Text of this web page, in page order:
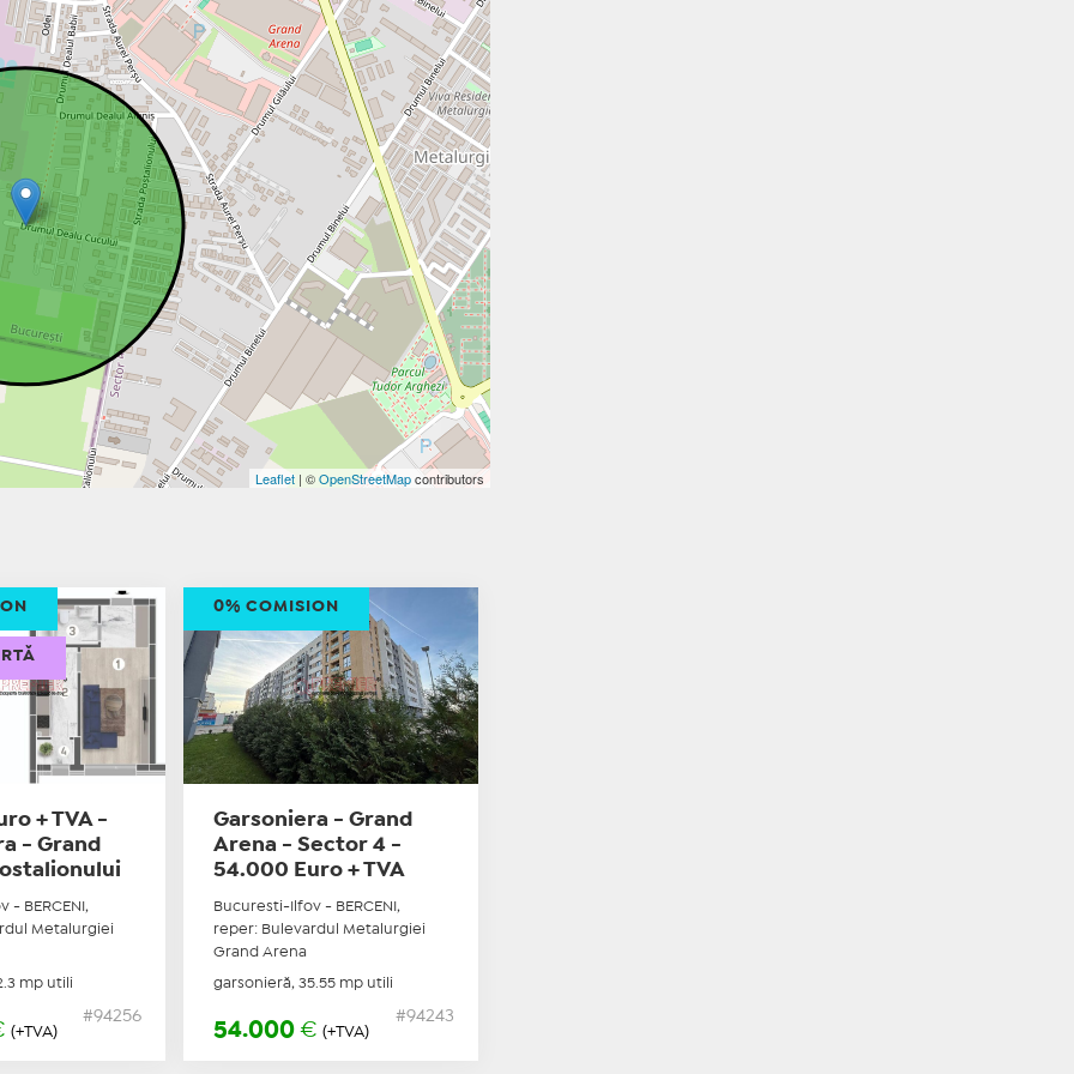
Leaflet| ©OpenStreetMapcontributors
+ TVA -
- Grand
- BERCENI,
Metalurgiei
mp utili
(+TVA)
#94256
Garsoniera - Grand
Arena - Sector 4 -
54.000 Euro + TVA
Bucuresti-Ilfov - BERCENI,
reper: Bulevardul Metalurgiei
Grand Arena
garsonieră, 35.55 mp utili
54.000€ (+TVA)
#94243
0% COMISION